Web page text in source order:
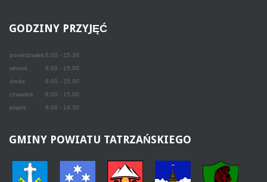
GODZINY PRZYJĘĆ
poniedziałek
wtorek
środa
czwartek
piątek
8.00 - 15.30
8.00 - 15.00
8.00 - 15.00
8.00 - 15.00
8.00 - 14.30
GMINY POWIATU TATRZAŃSKIEGO